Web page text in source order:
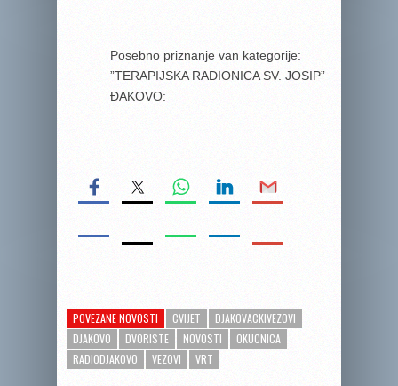
Posebno priznanje van kategorije:
”TERAPIJSKA RADIONICA SV. JOSIP”
ĐAKOVO:
POVEZANE NOVOSTI CVIJET
DJAKOVACKIVEZOVI
DJAKOVO
DVORISTE NOVOSTI
OKUCNICA
RADIODJAKOVO
VEZOVI VRT